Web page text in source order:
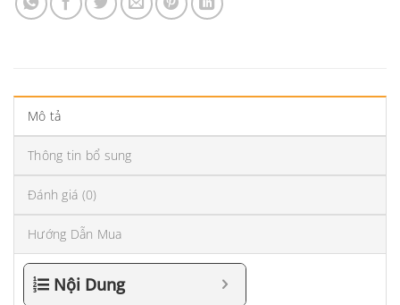
Mô tả
Thông tin bổ sung
Đánh giá (0)
Hướng Dẫn Mua
Nội Dung